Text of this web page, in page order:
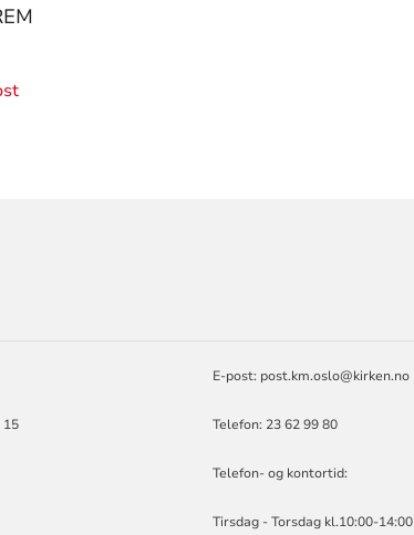
15
E-post: post.km.oslo@kirken.no
Telefon: 23 62 99 80
Telefon- og kontortid:
Tirsdag - Torsdag kl.10:00-14:00